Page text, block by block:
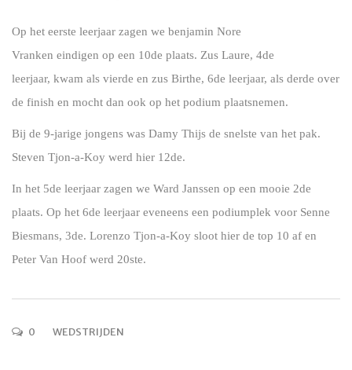
Op het eerste leerjaar zagen we benjamin Nore
Vranken eindigen op een 10de plaats. Zus Laure, 4de
leerjaar, kwam als vierde en zus Birthe, 6de leerjaar, als derde over
de finish en mocht dan ook op het podium plaatsnemen.
Bij de 9-jarige jongens was Damy Thijs de snelste van het pak.
Steven Tjon-a-Koy werd hier 12de.
In het 5de leerjaar zagen we Ward Janssen op een mooie 2de
plaats. Op het 6de leerjaar eveneens een podiumplek voor Senne
Biesmans, 3de. Lorenzo Tjon-a-Koy sloot hier de top 10 af en
Peter Van Hoof werd 20ste.
0 WEDSTRIJDEN